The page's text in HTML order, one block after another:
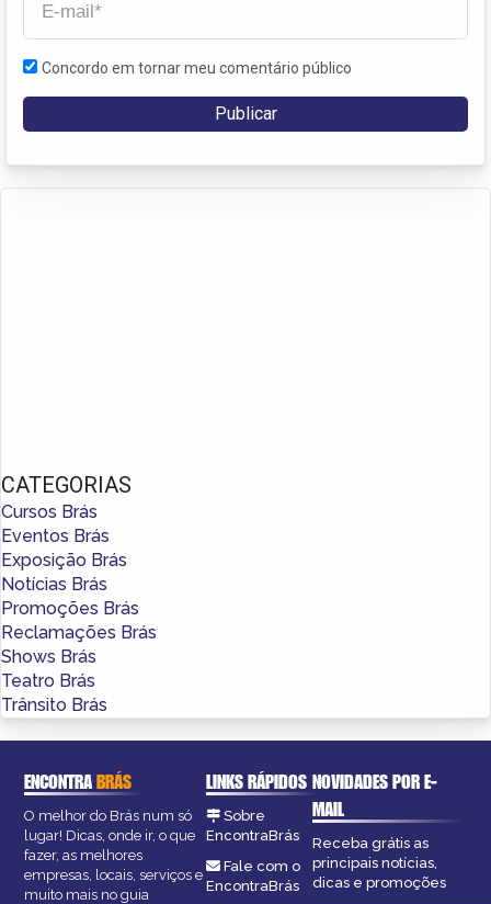
Concordo em tornar meu comentário público
CATEGORIAS
Cursos Brás
Eventos Brás
Exposição Brás
Notícias Brás
Promoções Brás
Reclamações Brás
Shows Brás
Teatro Brás
Trânsito Brás
ENCONTRABRÁS
O melhor do Brás num só
lugar! Dicas, onde ir, o que
fazer, as melhores
empresas, locais, serviços e
muito mais no guia
LINKS RÁPIDOS
Sobre
EncontraBrás
Fale com o
EncontraBrás
NOVIDADES POR E-
MAIL
Receba grátis as
principais notícias,
dicas e promoções